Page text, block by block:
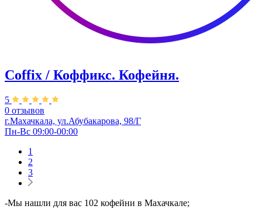
Coffix / Коффикс. Кофейня.
5
0 отзывов
г.Махачкала, ул.Абубакарова, 98/Г
Пн-Вс 09:00-00:00
1
2
3
-Мы нашли для вас 102 кофейни в Махачкале;